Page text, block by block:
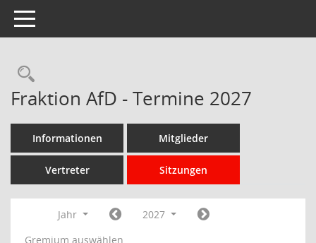
Toggle navigation
Rechercheauswahl
Fraktion AfD - Termine 2027
Informationen Mitglieder
Vertreter Sitzungen
Jahr
2027
Gremium auswählen